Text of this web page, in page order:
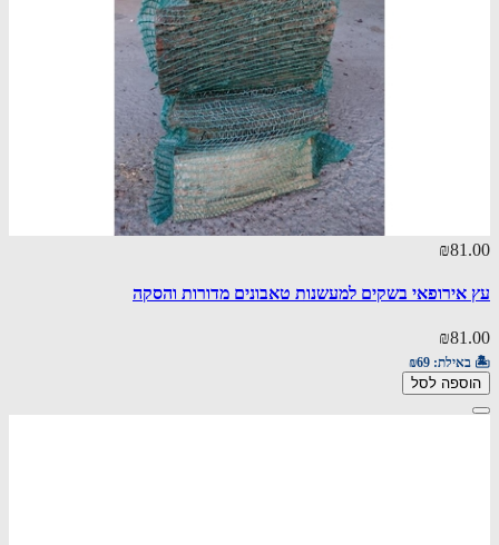
₪81.00
עץ אירופאי בשקים למעשנות טאבונים מדורות והסקה
₪81.00
🏝️ באילת: ₪69
הוספה לסל